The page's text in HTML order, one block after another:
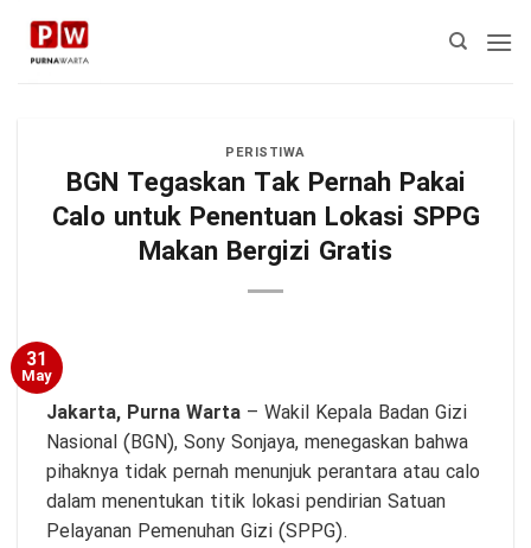
Skip
content
PERISTIWA
BGN Tegaskan Tak Pernah Pakai
Calo untuk Penentuan Lokasi SPPG
Makan Bergizi Gratis
31
May
Jakarta, Purna Warta – Wakil Kepala Badan Gizi
Nasional (BGN), Sony Sonjaya, menegaskan bahwa
pihaknya tidak pernah menunjuk perantara atau calo
dalam menentukan titik lokasi pendirian Satuan
Pelayanan Pemenuhan Gizi (SPPG).